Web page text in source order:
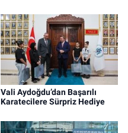
Vali Aydoğdu’dan Başarılı
Karatecilere Sürpriz Hediye